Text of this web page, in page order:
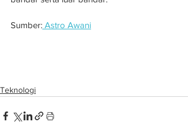
Sumber: Astro Awani
Teknologi